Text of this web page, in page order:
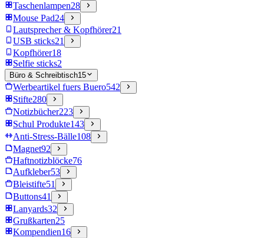
Taschenlampen28
Mouse Pad24
Lautsprecher & Kopfhörer21
USB sticks21
Kopfhörer18
Selfie sticks2
Büro & Schreibtisch15
Werbeartikel fuers Buero542
Stifte280
Notizbücher223
Schul Produkte143
Anti-Stress-Bälle108
Magnet92
Haftnotizblöcke76
Aufkleber53
Bleistifte51
Buttons41
Lanyards32
Grußkarten25
Kompendien16